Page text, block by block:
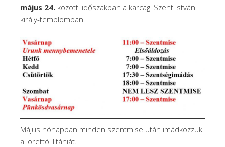
május 24. közötti időszakban a karcagi Szent István
király-templomban.
Május hónapban minden szentmise után imádkozzuk
a lorettói litániát.